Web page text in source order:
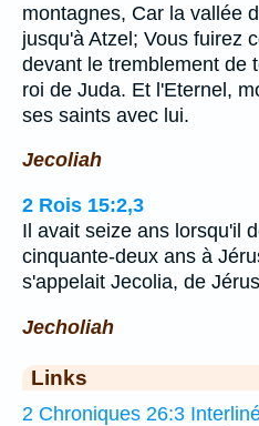
montagnes, Car la vallée
jusqu'à Atzel; Vous fuirez
devant le tremblement de
roi de Juda. Et l'Eternel,
ses saints avec lui.
Jecoliah
2 Rois 15:2,3
Il avait seize ans lorsqu'il
cinquante-deux ans à
s'appelait Jecolia, de
Jecholiah
Links
2 Chroniques 26:3